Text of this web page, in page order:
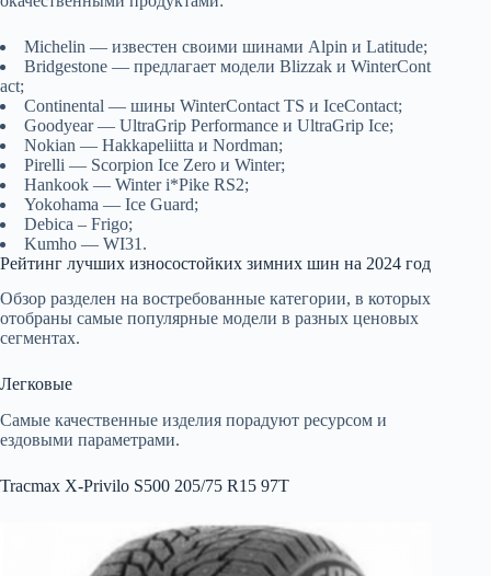
Michelin — известен своими шинами Alpin и Latitude;
Bridgestone — предлагает модели Blizzak и WinterCont
act;
Continental — шины WinterContact TS и IceContact;
Goodyear — UltraGrip Performance и UltraGrip Ice;
Nokian — Hakkapeliitta и Nordman;
Pirelli — Scorpion Ice Zero и Winter;
Hankook — Winter i*Pike RS2;
Yokohama — Ice Guard;
Debica – Frigo;
Kumho — WI31.
Рейтинг лучших износостойких зимних шин на 2024 год
Обзор разделен на востребованные категории, в которых
отобраны самые популярные модели в разных ценовых
сегментах.
Легковые
Самые качественные изделия порадуют ресурсом и
ездовыми параметрами.
Tracmax X-Privilo S500 205/75 R15 97T